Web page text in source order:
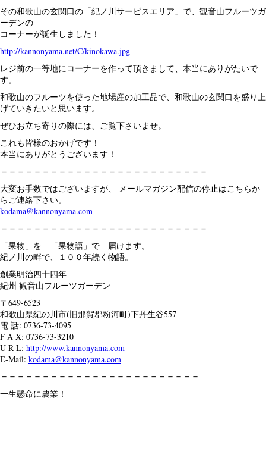
その和歌山の玄関口の「紀ノ川サービスエリア」で、観音山フルーツガ
ーデンの
コーナーが誕生しました！
http://kannonyama.net/C/kinokawa.jpg
レジ前の一等地にコーナーを作って頂きまして、本当にありがたいで
す。
和歌山のフルーツを使った地場産の加工品で、和歌山の玄関口を盛り上
げていきたいと思います。
ぜひお立ち寄りの際には、ご覧下さいませ。
これも皆様のおかげです！
本当にありがとうございます！
＝＝＝＝＝＝＝＝＝＝＝＝＝＝＝＝＝＝＝＝＝＝＝＝＝
大変お手数ではございますが、 メールマガジン配信の停止はこちらか
らご連絡下さい。
kodama@kannonyama.com
＝＝＝＝＝＝＝＝＝＝＝＝＝＝＝＝＝＝＝＝＝＝＝＝＝
「果物」を 「果物語」で 届けます。
紀ノ川の畔で、１００年続く物語。
創業明治四十四年
紀州 観音山フルーツガーデン
〒649-6523
和歌山県紀の川市(旧那賀郡粉河町)下丹生谷557
電 話: 0736-73-4095
F A X: 0736-73-3210
U R L: http://www.kannonyama.com
E-Mail: kodama@kannonyama.com
＝＝＝＝＝＝＝＝＝＝＝＝＝＝＝＝＝＝＝＝＝＝＝＝
一生懸命に農業！